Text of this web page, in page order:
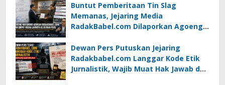
Buntut Pemberitaan Tin Slag
Memanas, Jejaring Media
RadakBabel.com Dilaporkan Agoeng
Dewan Pers Putuskan Jejaring
Radakbabel.com Langgar Kode Etik
Jurnalistik, Wajib Muat Hak Jawab dan